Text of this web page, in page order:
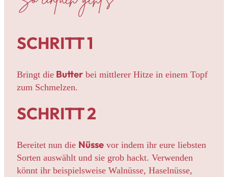
SCHRITT 1
Bringt die Butter bei mittlerer Hitze in einem Topf
zum Schmelzen.
SCHRITT 2
Bereitet nun die Nüsse vor indem ihr eure liebsten
Sorten auswählt und sie grob hackt. Verwenden
könnt ihr beispielsweise Walnüsse, Haselnüsse,